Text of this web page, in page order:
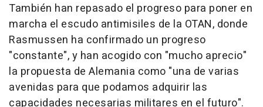
También han repasado el progreso para poner en
marcha el escudo antimisiles de la OTAN, donde
Rasmussen ha confirmado un progreso
"constante", y han acogido con "mucho aprecio"
la propuesta de Alemania como "una de varias
avenidas para que podamos adquirir las
capacidades necesarias militares en el futuro".